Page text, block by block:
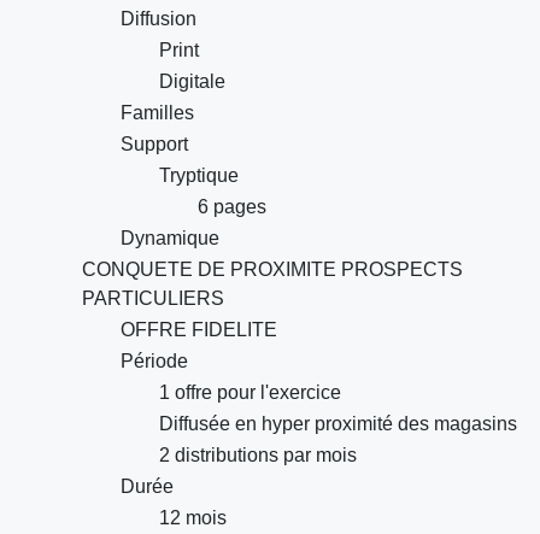
Diffusion
Print
Digitale
Familles
Support
Tryptique
6 pages
Dynamique
CONQUETE DE PROXIMITE PROSPECTS
PARTICULIERS
OFFRE FIDELITE
Période
1 offre pour l'exercice
Diffusée en hyper proximité des magasins
2 distributions par mois
Durée
12 mois